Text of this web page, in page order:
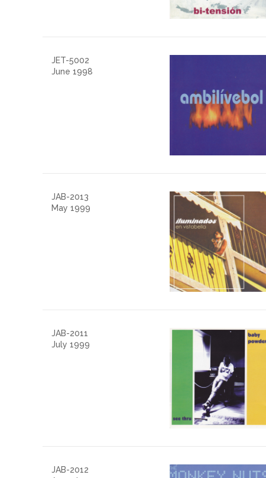
JET-5002
June 1998
JAB-2013
May 1999
JAB-2011
July 1999
JAB-2012